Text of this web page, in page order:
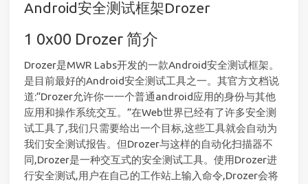
Android安全测试框架Drozer
0x00 Drozer 简介
Drozer是MWR Labs开发的一款Android安全测试框架。
是目前最好的Android安全测试工具之一。其官方文档说
道:“Drozer允许你一一个普通android应用的身份与其他
应用和操作系统交互。”在Web世界已经有了许多安全测
试工具了,我们只需要给出一个目标,这些工具就会自动为
我们安全测试报告。但Drozer与这样的自动化扫描器不
同,Drozer是一种交互式的安全测试工具。使用Drozer进
行安全测试,用户在自己的工作站上输入命令,Drozer会将